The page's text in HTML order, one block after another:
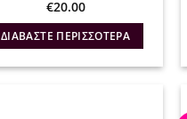
€20.00
ΔΙΑΒΆΣΤΕ ΠΕΡΙΣΣΌΤΕΡΑ